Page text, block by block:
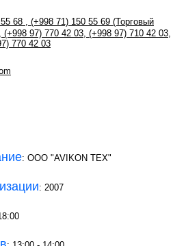
68
(+998 71) 150 55 69 (Торговый
(+998 97) 770 42 03 (+998 97) 710 42 03
770 42 03
: ООО "AVIKON TEX"
: 2007